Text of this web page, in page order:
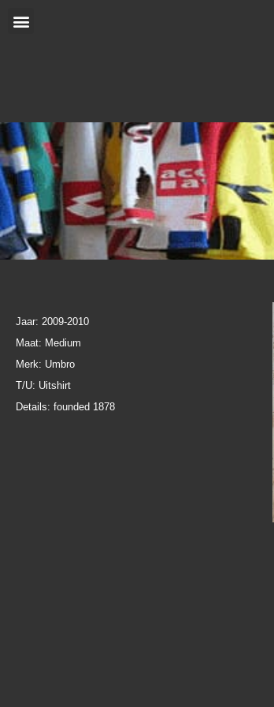
naarMenu
Jaar: 2009-2010
Maat: Medium
Merk: Umbro
T/U: Uitshirt
Details: founded 1878